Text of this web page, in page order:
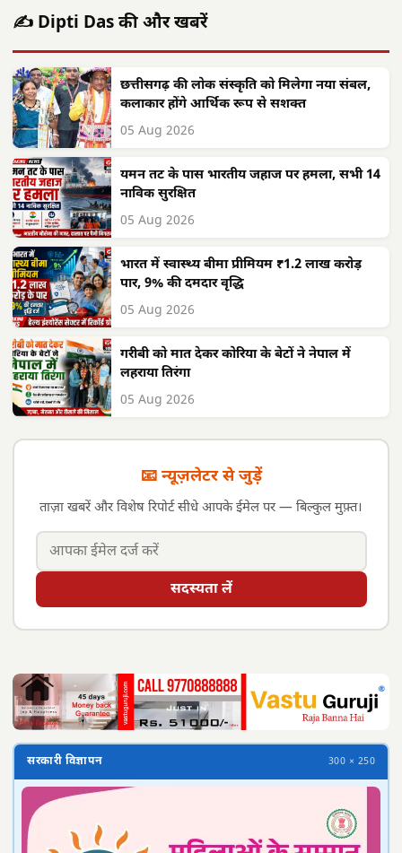
✍️ Dipti Das की और खबरें
छत्तीसगढ़ की लोक संस्कृति को मिलेगा नया संबल,
कलाकार होंगे आर्थिक रूप से सशक्त
05 Aug 2026
यमन तट के पास भारतीय जहाज पर हमला, सभी 14
नाविक सुरक्षित
05 Aug 2026
भारत में स्वास्थ्य बीमा प्रीमियम ₹1.2 लाख करोड़
पार, 9% की दमदार वृद्धि
05 Aug 2026
गरीबी को मात देकर कोरिया के बेटों ने नेपाल में
लहराया तिरंगा
05 Aug 2026
📧 न्यूज़लेटर से जुड़ें
ताज़ा खबरें और विशेष रिपोर्ट सीधे आपके ईमेल पर — बिल्कुल मुफ़्त।
सदस्यता लें
सरकारी विज्ञापन 300 × 250